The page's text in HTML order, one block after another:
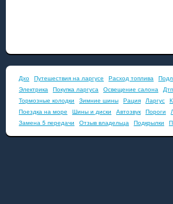
Дхо Путешествия на ларгусе Расход топлива
Электрика Покупка ларгуса Освещение салона Дтп
Тормозные колодки
Зимние шины Рация Ларгус
Поездка на море
Шины и диски Автозвук Пороги
Замена 5 передачи
Отзыв владельца Подкрылки